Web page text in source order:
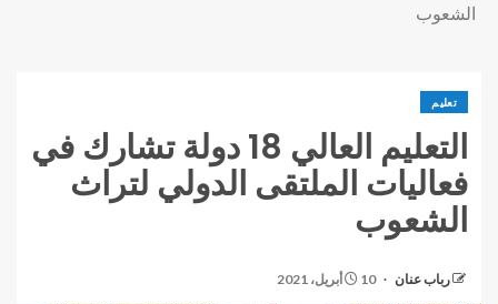
الشعوب
تعليم
التعليم العالي 18 دولة تشارك في
فعاليات الملتقى الدولي لتراث
الشعوب
رباب عنان 10 أبريل، 2021